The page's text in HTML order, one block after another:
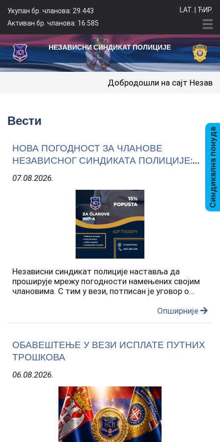
Синдикална понуда
Укупан бр. чланова: 29.443
Активан бр. чланова: 16.585
LAT. ЋИР.
НЕЗАВИСНИ СИНДИКАТ ПОЛИЦИЈЕ
Добродошли на сајт Независног
Вести
НОВА ПОГОДНОСТ ЗА ЧЛАНОВЕ
НЕЗАВИСНОГ СИНДИКАТА ПОЛИЦИЈЕ:
07.08.2026.
Независни синдикат полиције наставља да
проширује мрежу погодности намењених својим
члановима. С тим у вези, потписан је уговор о
рехабилитацију у Београду, чиме су члановима
Опширније
ОБАВЕШТЕЊЕ У ВЕЗИ ИСПЛАТЕ ПУТНИХ
ТРОШКОВА
06.08.2026.